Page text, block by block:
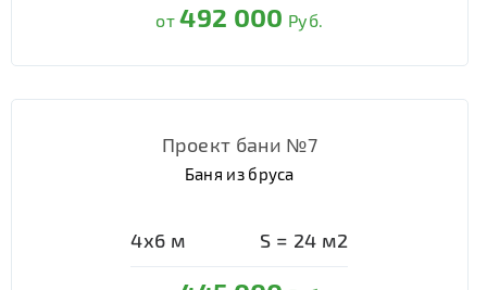
от492 000 Руб.
Проект бани №7
Баня из бруса
4х6 м S = 24 м2